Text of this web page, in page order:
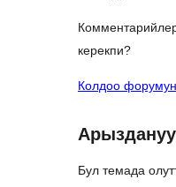
керекпи?
Колдоо
Арыздануу
Бул темада